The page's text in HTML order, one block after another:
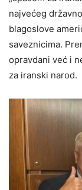
najvećeg
blagoslove
saveznicima.
opravdani već i
za iranski narod.